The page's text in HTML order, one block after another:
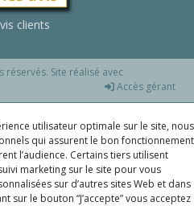
clients
réservés. Site réalisé avec
Accès gérant
utilisateur optimale sur le site, nous
qui assurent le bon fonctionnement
l’audience. Certains tiers utilisent
marketing sur le site pour vous
sur d’autres sites Web et dans
sur le bouton “J’accepte” vous acceptez